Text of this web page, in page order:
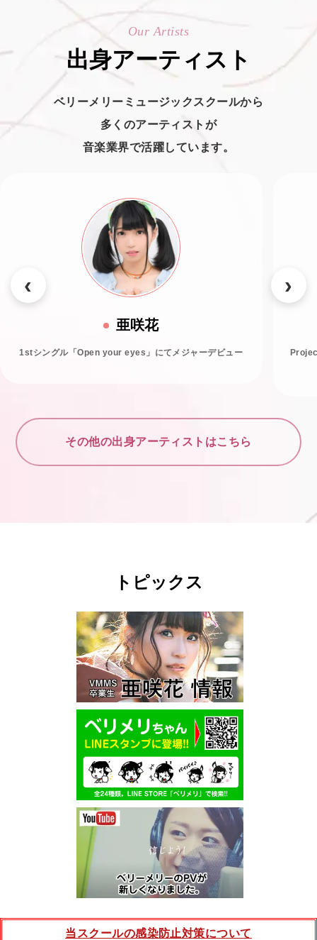
Our Artists
出身アーティスト
ベリーメリーミュージックスクールから
多くのアーティストが
音楽業界で活躍しています。
亜咲花
1stシングル「Open your eyes」にてメジャーデビュー
その他の出身アーティストはこちら
トピックス
当スクールの感染防止対策について